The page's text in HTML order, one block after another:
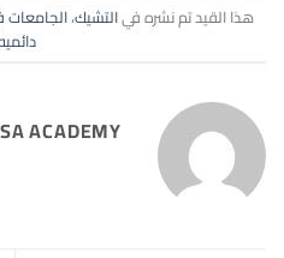
هذا القيد تم نشره فيالتشيك،الجامعات
ACADEMY